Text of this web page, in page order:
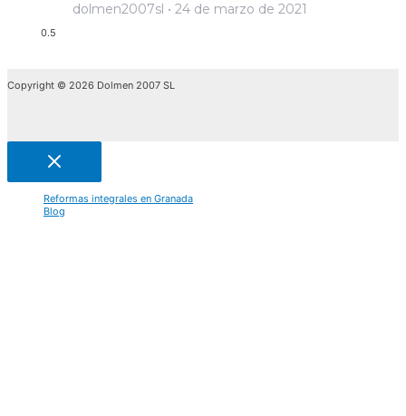
dolmen2007sl 24 de marzo de 2021
Copyright © 2026 Dolmen 2007 SL
Reformas integrales en Granada
Blog